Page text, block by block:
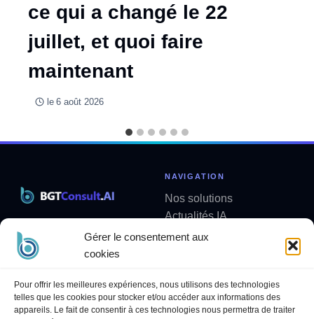
Gérer le consentement aux
cookies
Pour offrir les meilleures expériences, nous utilisons des technologies
telles que les cookies pour stocker et/ou accéder aux informations des
appareils. Le fait de consentir à ces technologies nous permettra de traiter
ce qui a changé le 22
juillet, et quoi faire
maintenant
le 6 août 2026
contact@bgtconsult.ai
NAVIGATION
Nos solutions
Actualités IA
Analyses
LÉGAL
Politique de confidentialité
SUIVEZ-NOUS
LinkedIn